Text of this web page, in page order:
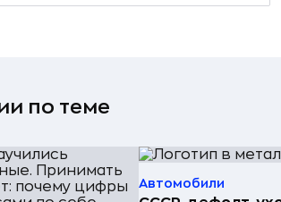
по теме
Автомобили